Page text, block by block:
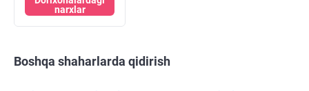
narxlar
Boshqa shaharlarda qidirish